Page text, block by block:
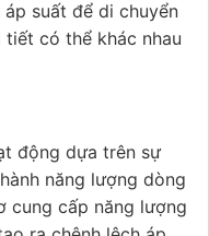
suất để di chuyển
tiết có thể khác nhau
động dựa trên sự
năng lượng dòng
cung cấp năng lượng